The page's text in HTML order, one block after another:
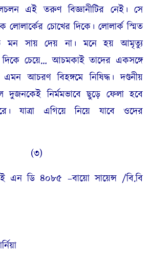
এই তরুণ বিজ্ঞানীটির নেই। সে
লোলার্কের চোখের দিকে। লোলার্ক স্মিত
মন সায় দেয় না। মনে হয় আমৃত্যু
চেয়ে… আচমকাই তাদের একসঙ্গে
আচরণ বিহঙ্গমে নিষিদ্ধ। দণ্ডনীয়
দুজনকেই নির্মমভাবে ছুড়ে ফেলা হবে
যাত্রা এগিয়ে নিয়ে যাবে ওদের
(৩)
এন ডি ৪০৮৫ –বায়ো সায়েন্স /বি.বি